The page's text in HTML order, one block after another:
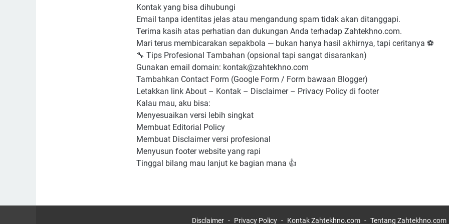
Kontak yang bisa dihubungi
Email tanpa identitas jelas atau mengandung spam tidak akan ditanggapi.
Terima kasih atas perhatian dan dukungan Anda terhadap Zahtekhno.com.
Mari terus membicarakan sepakbola — bukan hanya hasil akhirnya, tapi ceritanya ⚽
🔧 Tips Profesional Tambahan (opsional tapi sangat disarankan)
Gunakan email domain: kontak@zahtekhno.com
Tambahkan Contact Form (Google Form / Form bawaan Blogger)
Letakkan link About – Kontak – Disclaimer – Privacy Policy di footer
Kalau mau, aku bisa:
Menyesuaikan versi lebih singkat
Membuat Editorial Policy
Membuat Disclaimer versi profesional
Menyusun footer website yang rapi
Tinggal bilang mau lanjut ke bagian mana 👍
Disclaimer Privacy Policy Kontak Zahtekhno.com Tentang Zahtekhno.com